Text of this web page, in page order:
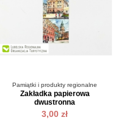
Pamiątki i produkty regionalne
Zakładka papierowa
dwustronna
3,00 zł